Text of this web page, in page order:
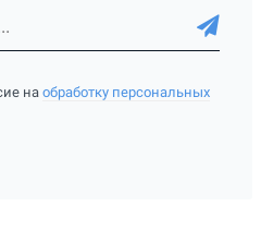
наобработку персональных